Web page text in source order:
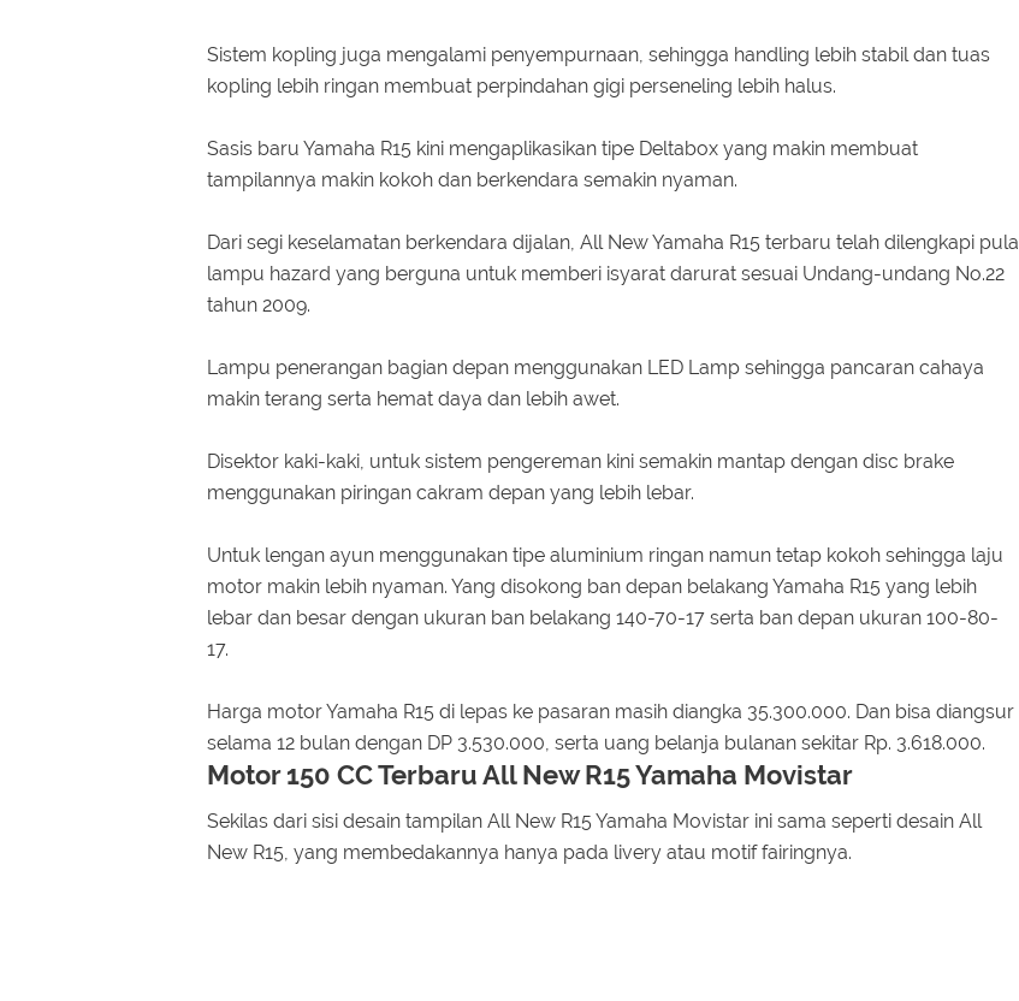
Sistem kopling juga mengalami penyempurnaan, sehingga handling lebih stabil dan tuas
kopling lebih ringan membuat perpindahan gigi perseneling lebih halus.
Sasis baru Yamaha R15 kini mengaplikasikan tipe Deltabox yang makin membuat
tampilannya makin kokoh dan berkendara semakin nyaman.
Dari segi keselamatan berkendara dijalan, All New Yamaha R15 terbaru telah dilengkapi pula
lampu hazard yang berguna untuk memberi isyarat darurat sesuai Undang-undang No.22
tahun 2009.
Lampu penerangan bagian depan menggunakan LED Lamp sehingga pancaran cahaya
makin terang serta hemat daya dan lebih awet.
Disektor kaki-kaki, untuk sistem pengereman kini semakin mantap dengan disc brake
menggunakan piringan cakram depan yang lebih lebar.
Untuk lengan ayun menggunakan tipe aluminium ringan namun tetap kokoh sehingga laju
motor makin lebih nyaman. Yang disokong ban depan belakang Yamaha R15 yang lebih
lebar dan besar dengan ukuran ban belakang 140-70-17 serta ban depan ukuran 100-80-
17.
Harga motor Yamaha R15 di lepas ke pasaran masih diangka 35.300.000. Dan bisa diangsur
selama 12 bulan dengan DP 3.530.000, serta uang belanja bulanan sekitar Rp. 3.618.000.
Motor 150 CC Terbaru All New R15 Yamaha Movistar
Sekilas dari sisi desain tampilan All New R15 Yamaha Movistar ini sama seperti desain All
New R15, yang membedakannya hanya pada livery atau motif fairingnya.